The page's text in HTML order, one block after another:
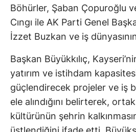
Böhürler, Şaban Çopuroğlu
Cıngı ile AK Parti Genel
İzzet Buzkan ve iş
Başkan Büyükkılıç,
yatırım ve istihdam
güçlendirecek projeler ve iş
ele alındığını belirterek,
kültürünün şehrin